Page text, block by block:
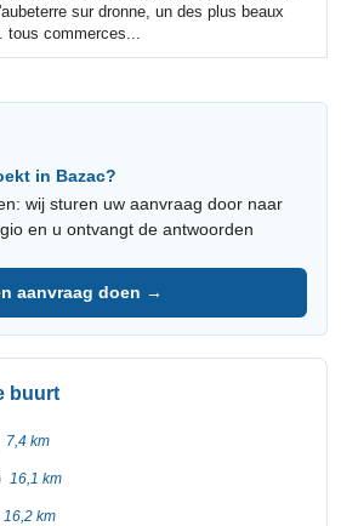
sur dronne, un des plus beaux
commerces...
in Bazac?
wij sturen uw aanvraag door naar
en u ontvangt de antwoorden
aanvraag doen →
buurt
7,4 km
16,1 km
16,2 km